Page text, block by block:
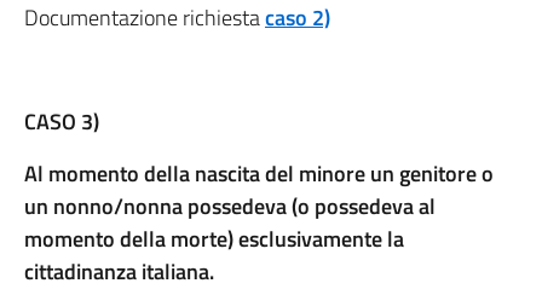
Documentazione richiestacaso 2)
CASO 3)
Al momento della nascita del minore un genitore o
un nonno/nonna possedeva (o possedeva al
momento della morte) esclusivamente la
cittadinanza italiana.